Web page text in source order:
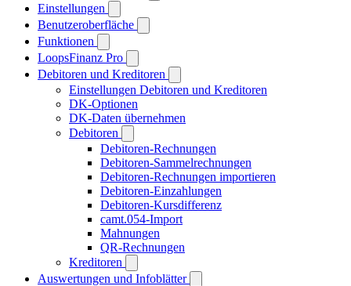
Einstellungen
Benutzeroberfläche
Funktionen
LoopsFinanz Pro
Debitoren und Kreditoren
Einstellungen Debitoren und Kreditoren
DK-Optionen
DK-Daten übernehmen
Debitoren
Debitoren-Rechnungen
Debitoren-Sammelrechnungen
Debitoren-Rechnungen importieren
Debitoren-Einzahlungen
Debitoren-Kursdifferenz
camt.054-Import
Mahnungen
QR-Rechnungen
Kreditoren
Auswertungen und Infoblätter